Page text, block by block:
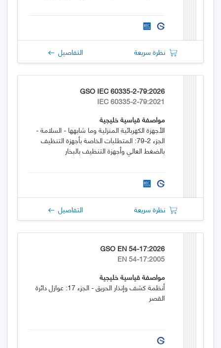
نظرة سريعة التفاصيل
GSO IEC 60335-2-79:2026
IEC 60335-2-79:2021
مواصفة قياسية خليجية
الأجهزة الكهربائية المنزلية وما شابهها - السلامة -
الجزء 2-79: المتطلبات الخاصة بأجهزة التنظيف
بالضغط العالي وأجهزة التنظيف بالبخار
نظرة سريعة التفاصيل
GSO EN 54-17:2026
EN 54-17:2005
مواصفة قياسية خليجية
أنظمة كشف وإنذار الحريق - الجزء 17: عوازل دائرة
القصر